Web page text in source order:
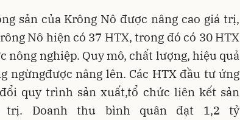
sản của Krông Nô được nâng cao giá trị,
Nô hiện có 37 HTX, trong đó có 30 HTX
nông nghiệp. Quy mô, chất lượng, hiệu quả
ngừngđược nâng lên. Các HTX đầu tư ứng
quy trình sản xuất,tổ chức liên kết sản
trị. Doanh thu bình quân đạt 1,2 tỷ